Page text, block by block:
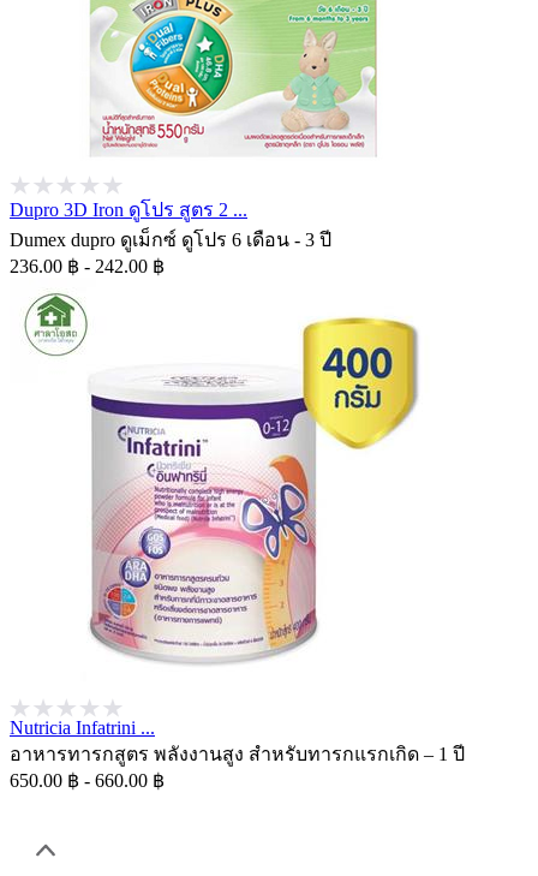
Dupro 3D Iron ดูโปร สูตร 2 ...
Dumex dupro ดูเม็กซ์ ดูโปร 6 เดือน - 3 ปี
236.00 ฿ - 242.00 ฿
Nutricia Infatrini ...
อาหารทารกสูตร พลังงานสูง สำหรับทารกแรกเกิด – 1 ปี
650.00 ฿ - 660.00 ฿